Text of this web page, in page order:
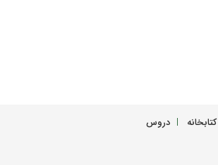
کتابخانه
دروس